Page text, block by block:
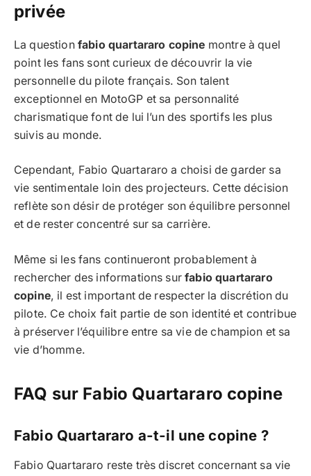
privée
La question fabio quartararo copine montre à quel
point les fans sont curieux de découvrir la vie
personnelle du pilote français. Son talent
exceptionnel en MotoGP et sa personnalité
charismatique font de lui l’un des sportifs les plus
suivis au monde.
Cependant, Fabio Quartararo a choisi de garder sa
vie sentimentale loin des projecteurs. Cette décision
reflète son désir de protéger son équilibre personnel
et de rester concentré sur sa carrière.
Même si les fans continueront probablement à
rechercher des informations surfabio quartararo
copine, il est important de respecter la discrétion du
pilote. Ce choix fait partie de son identité et contribue
à préserver l’équilibre entre sa vie de champion et sa
vie d’homme.
FAQ sur Fabio Quartararo copine
Fabio Quartararo a-t-il une copine ?
Fabio Quartararo reste très discret concernant sa vie